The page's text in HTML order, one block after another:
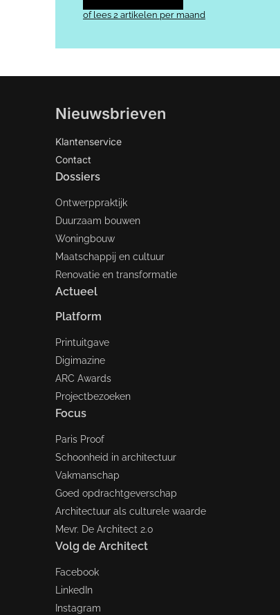
of lees 2 artikelen per maand
Nieuwsbrieven
Klantenservice
Contact
Dossiers
Ontwerppraktijk
Duurzaam bouwen
Woningbouw
Maatschappij en cultuur
Renovatie en transformatie
Actueel
Platform
Printuitgave
Digimazine
ARC Awards
Projectbezoeken
Focus
Paris Proof
Schoonheid in architectuur
Vakmanschap
Goed opdrachtgeverschap
Architectuur als culturele waarde
Mevr. De Architect 2.0
Volg de Architect
Facebook
LinkedIn
Instagram